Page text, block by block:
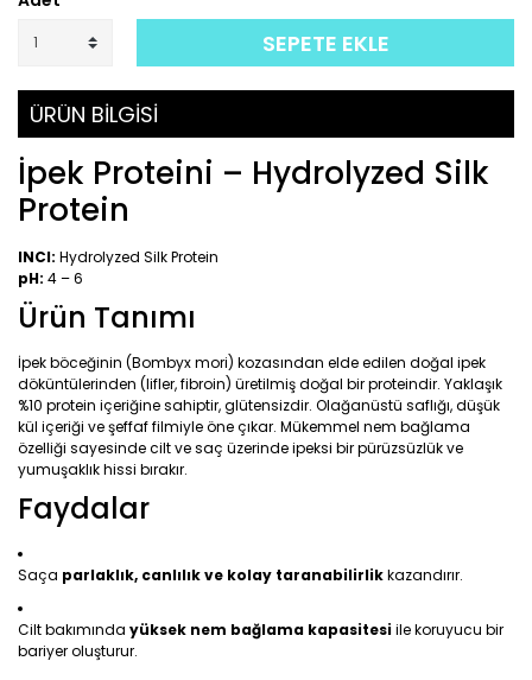
SEPETE EKLE
ÜRÜN BİLGİSİ
İpek Proteini – Hydrolyzed Silk
Protein
INCI: Hydrolyzed Silk Protein
pH: 4 – 6
Ürün Tanımı
İpek böceğinin (Bombyx mori) kozasından elde edilen doğal ipek
döküntülerinden (lifler, fibroin) üretilmiş doğal bir proteindir. Yaklaşık
%10 protein içeriğine sahiptir, glütensizdir. Olağanüstü saflığı, düşük
kül içeriği ve şeffaf filmiyle öne çıkar. Mükemmel nem bağlama
özelliği sayesinde cilt ve saç üzerinde ipeksi bir pürüzsüzlük ve
yumuşaklık hissi bırakır.
Faydalar
Saça parlaklık, canlılık ve kolay taranabilirlikkazandırır.
Cilt bakımında yüksek nem bağlama kapasitesiile koruyucu bir
bariyer oluşturur.